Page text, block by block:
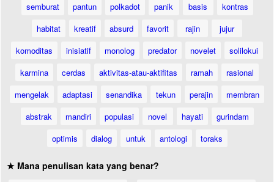
semburat
pantun polkadot panik basis
kontras
habitat
kreatif absurd favorit rajin
jujur
komoditas
inisiatif monolog predator novelet
solilokui
karmina
cerdas aktivitas-atau-aktifitas ramah
rasional
mengelak
adaptasi senandika tekun perajin
membran
abstrak
mandiri populasi novel hayati
gurindam
optimis
dialog untuk antologi toraks
★ Mana penulisan kata yang benar?